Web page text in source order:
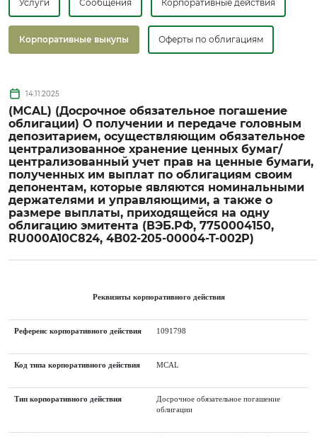
Услуги Сообщения Корпоративные действия
Корпоративные выкупы Оферты по облигациям
14.11.2025
(MCAL) (Досрочное обязательное погашение
облигации) О получении и передаче головным
депозитарием, осуществляющим обязательное
централизованное хранение ценных бумаг/
централизованный учет прав на ценные бумаги,
полученных им выплат по облигациям своим
депонентам, которые являются номинальными
держателями и управляющими, а также о
размере выплаты, приходящейся на одну
облигацию эмитента (ВЭБ.РФ, 7750004150,
RU000A10C824, 4B02-205-00004-T-002P)
Реквизиты корпоративного действия
Референс корпоративного действия 1091798
Код типа корпоративного действия MCAL
Тип корпоративного действия
Досрочное обязательное погашение
облигации